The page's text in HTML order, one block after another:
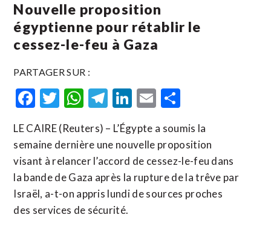
Nouvelle proposition
égyptienne pour rétablir le
cessez-le-feu à Gaza
PARTAGER SUR :
Facebook
Twitter
WhatsApp
Telegram
LinkedIn
Email
LE CAIRE (Reuters) – L’Égypte a soumis la
semaine dernière une nouvelle proposition
visant à relancer l’accord de cessez-le-feu dans
la bande de Gaza après la rupture de la trêve par
Israël, a-t-on appris lundi de sources proches
des services de sécurité.